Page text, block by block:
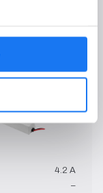
-25~70°C
4.2 A
–